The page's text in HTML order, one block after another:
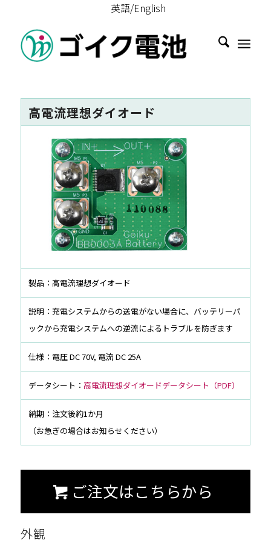
英語/English
高電流理想ダイオード
製品：高電流理想ダイオード
説明：充電システムからの送電がない場合に、バッテリーパ
ックから充電システムへの逆流によるトラブルを防ぎます
仕様：電圧 DC 70V, 電流 DC 25A
データシート： 高電流理想ダイオードデータシート（PDF）
納期：注文後約1か月
（お急ぎの場合はお知らせください）
ご注文はこちらから
外観